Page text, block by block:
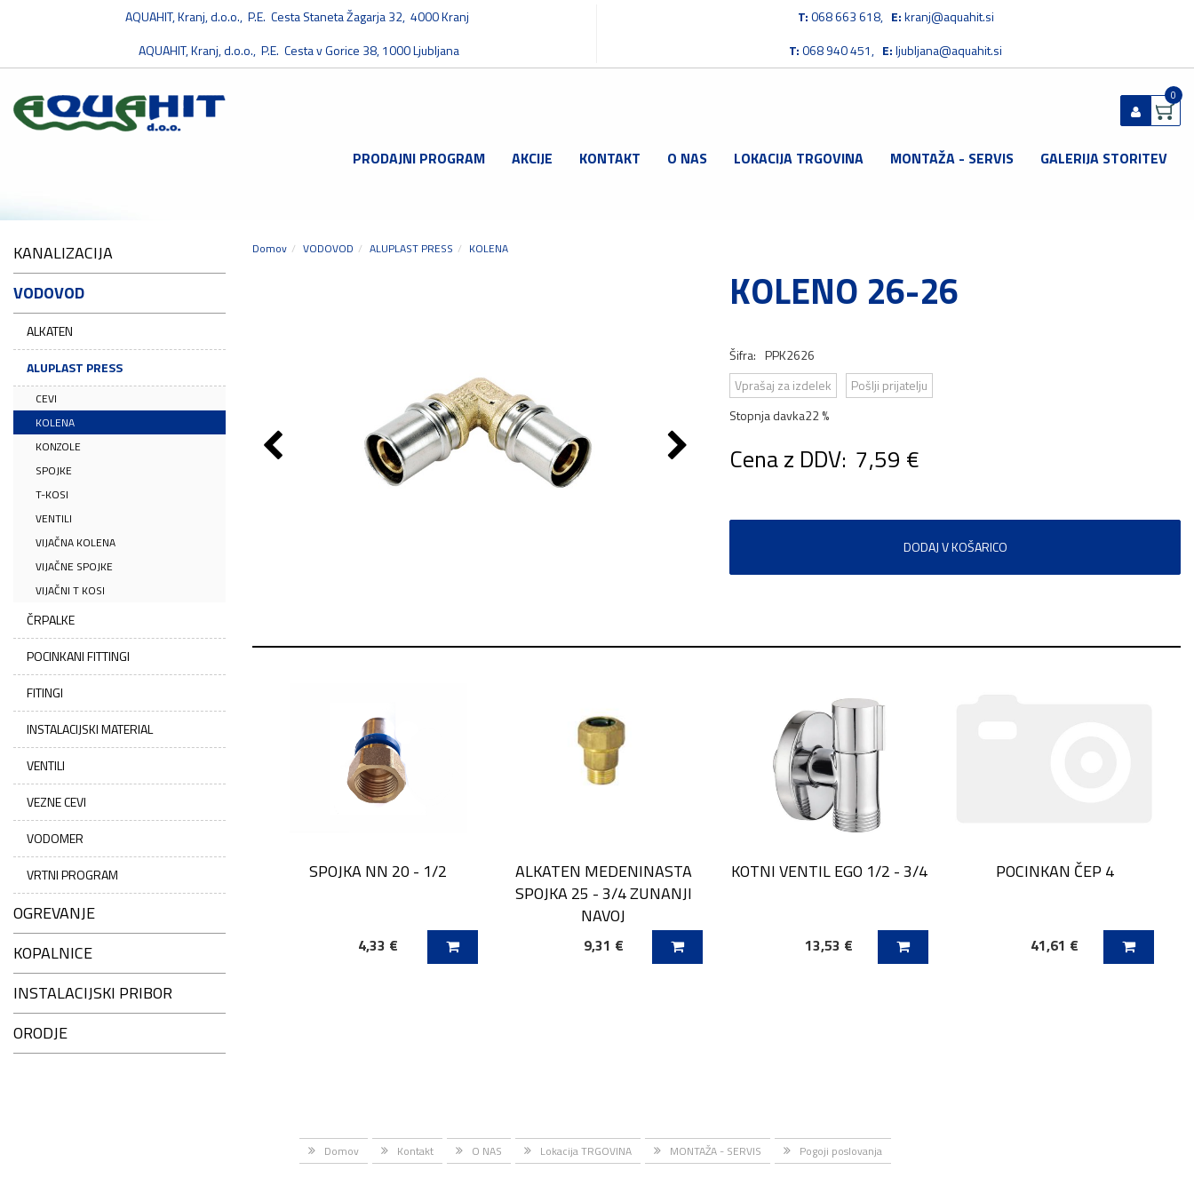
AQUAHIT, Kranj, d.o.o., P.E. Cesta Staneta Žagarja 32, 4000 Kranj
AQUAHIT, Kranj, d.o.o., P.E. Cesta v Gorice 38, 1000 Ljubljana
T:068 663 618, E:kranj@aquahit.si
T:068 940 451, E:ljubljana@aquahit.si
0
PRODAJNI PROGRAM AKCIJE KONTAKT O NAS LOKACIJA TRGOVINA MONTAŽA - SERVIS GALERIJA STORITEV
KANALIZACIJA
VODOVOD
ALKATEN
ALUPLAST PRESS
CEVI
KOLENA
KONZOLE
SPOJKE
T-KOSI
VENTILI
VIJAČNA KOLENA
VIJAČNE SPOJKE
VIJAČNI T KOSI
ČRPALKE
POCINKANI FITTINGI
FITINGI
INSTALACIJSKI MATERIAL
VENTILI
VEZNE CEVI
VODOMER
VRTNI PROGRAM
OGREVANJE
KOPALNICE
INSTALACIJSKI PRIBOR
ORODJE
Domov VODOVOD ALUPLAST PRESS KOLENA
KOLENO 26-26
Šifra: PPK2626
Vprašaj za izdelek
Pošlji prijatelju
Stopnja davka22 %
Cena z DDV: 7,59 €
DODAJ V KOŠARICO
SPOJKA NN 20 - 1/2
4,33 €
DODAJ V KOŠARICO
ALKATEN MEDENINASTA
SPOJKA 25 - 3/4 ZUNANJI
NAVOJ
9,31 €
DODAJ V KOŠARICO
KOTNI VENTIL EGO 1/2 - 3/4
13,53 €
DODAJ V KOŠARICO
POCINKAN ČEP 4
41,61 €
DODAJ V KOŠARICO
Domov Kontakt O NAS Lokacija TRGOVINA MONTAŽA - SERVIS Pogoji poslovanja